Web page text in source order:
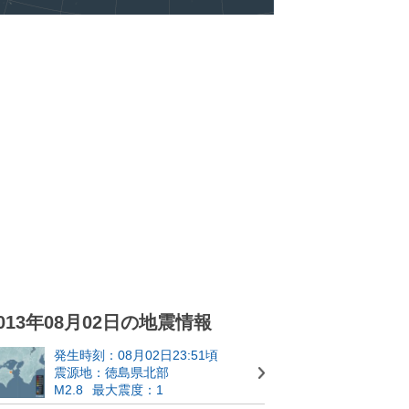
年08月02日の地震情報
発生時刻：08月02日23:51頃
震源地：徳島県北部
M2.8
最大震度：1